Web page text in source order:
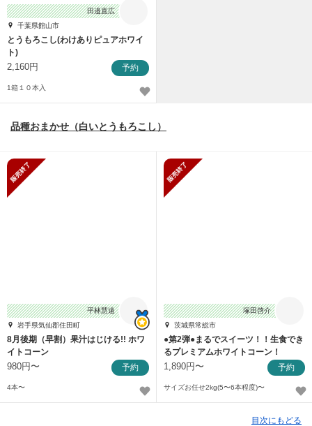
田邉直広
千葉県館山市
とうもろこし(わけありピュアホワイ
ト)
2,160円 予約
1箱１０本入
品種おまかせ（白いとうもろこし）
平林慧遠
岩手県気仙郡住田町
8月後期（早割）果汁はじける!! ホワ
イトコーン
980円〜 予約
4本〜
塚田啓介
茨城県常総市
●第2弾●まるでスイーツ！！生食でき
るプレミアムホワイトコーン！
1,890円〜 予約
サイズお任せ2kg(5〜6本程度)〜
目次にもどる